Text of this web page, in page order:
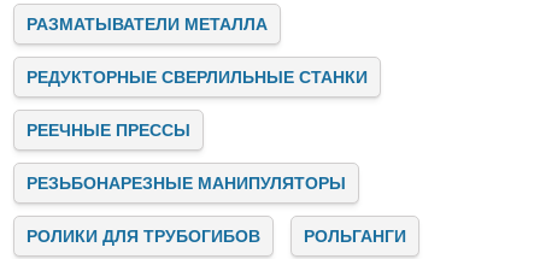
РАЗМАТЫВАТЕЛИ МЕТАЛЛА
РЕДУКТОРНЫЕ СВЕРЛИЛЬНЫЕ СТАНКИ
РЕЕЧНЫЕ ПРЕССЫ
РЕЗЬБОНАРЕЗНЫЕ МАНИПУЛЯТОРЫ
РОЛИКИ ДЛЯ ТРУБОГИБОВ РОЛЬГАНГИ